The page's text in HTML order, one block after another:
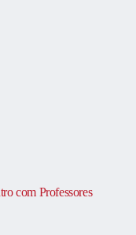
com Professores